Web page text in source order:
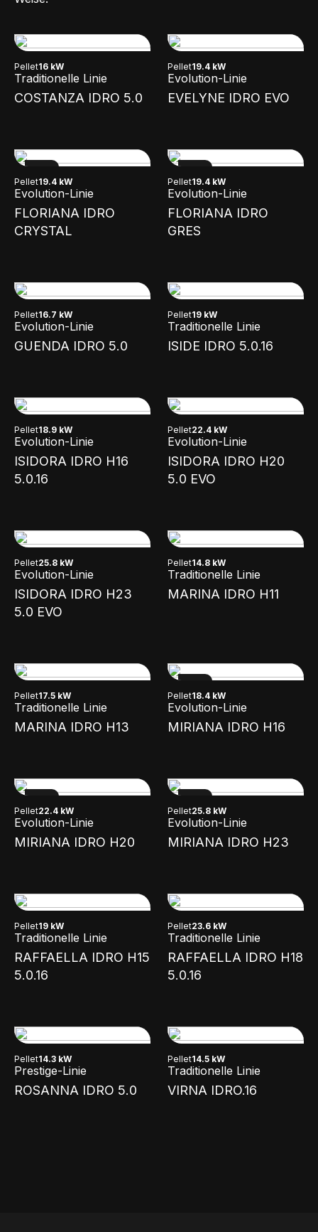
Pellet16 kW
Traditionelle Linie
COSTANZA IDRO 5.0
Pellet19.4 kW
Evolution-Linie
EVELYNE IDRO EVO
Pellet19.4 kW
Evolution-Linie
FLORIANA IDRO
CRYSTAL
Pellet19.4 kW
Evolution-Linie
FLORIANA IDRO
GRES
Pellet16.7 kW
Evolution-Linie
GUENDA IDRO 5.0
Pellet19 kW
Traditionelle Linie
ISIDE IDRO 5.0.16
Pellet18.9 kW
Evolution-Linie
ISIDORA IDRO H16
5.0.16
Pellet22.4 kW
Evolution-Linie
ISIDORA IDRO H20
5.0 EVO
Pellet25.8 kW
Evolution-Linie
ISIDORA IDRO H23
5.0 EVO
Pellet14.8 kW
Traditionelle Linie
MARINA IDRO H11
Pellet17.5 kW
Traditionelle Linie
MARINA IDRO H13
Pellet18.4 kW
Evolution-Linie
MIRIANA IDRO H16
Pellet22.4 kW
Evolution-Linie
MIRIANA IDRO H20
Pellet25.8 kW
Evolution-Linie
MIRIANA IDRO H23
Pellet19 kW
Traditionelle Linie
RAFFAELLA IDRO H15
5.0.16
Pellet23.6 kW
Traditionelle Linie
RAFFAELLA IDRO H18
5.0.16
Pellet14.3 kW
Prestige-Linie
ROSANNA IDRO 5.0
Pellet14.5 kW
Traditionelle Linie
VIRNA IDRO.16